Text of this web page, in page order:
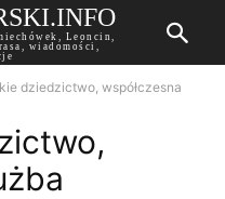
Leoncin,
wiadomości,
dziedzictwo, współczesna